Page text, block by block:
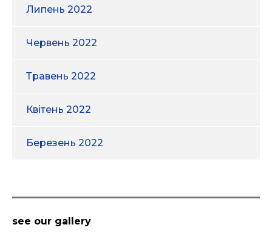
Липень 2022
Червень 2022
Травень 2022
Квітень 2022
Березень 2022
see our gallery